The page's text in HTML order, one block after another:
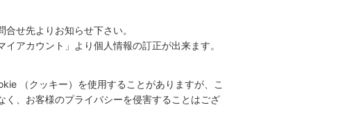
せ先よりお知らせ下さい。
アカウント」より個人情報の訂正が出来ます。
（クッキー）を使用することがありますが、こ
、お客様のプライバシーを侵害することはござ